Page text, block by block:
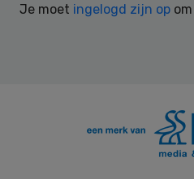
Je moet ingelogd zijn op